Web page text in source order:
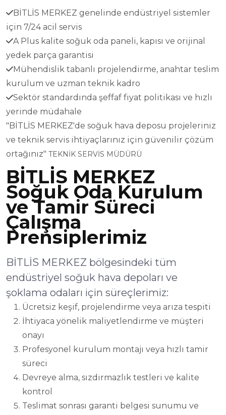
BİTLİS MERKEZ genelinde endüstriyel sistemler
için 7/24 acil servis
A Plus kalite soğuk oda paneli, kapısı ve orijinal
yedek parça garantisi
Mühendislik tabanlı projelendirme, anahtar teslim
kurulum ve uzman teknik kadro
Sektör standardında şeffaf fiyat politikası ve hızlı
yerinde müdahale
"BİTLİS MERKEZ'de soğuk hava deposu projeleriniz
ve teknik servis ihtiyaçlarınız için güvenilir çözüm
ortağınız" TEKNİK SERVİS MÜDÜRÜ
BİTLİS MERKEZ
Soğuk Oda Kurulum
ve Tamir Süreci
Çalışma
Prensiplerimiz
BİTLİS MERKEZ bölgesindeki tüm
endüstriyel soğuk hava depoları ve
şoklama odaları için süreçlerimiz:
Ücretsiz keşif, projelendirme veya arıza tespiti
İhtiyaca yönelik maliyetlendirme ve müşteri
onayı
Profesyonel kurulum montajı veya hızlı tamir
süreci
Devreye alma, sızdırmazlık testleri ve kalite
kontrol
Teslimat sonrası garanti belgesi sunumu ve